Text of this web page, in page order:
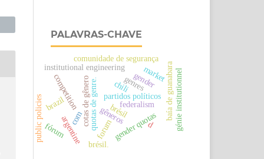
PALAVRAS-CHAVE
partidos políticos
chili baía de guanabara
quotas de genre. génie institutionnel
genres
gender quotas
institutional engineering
gender
cotas de gênero gêneros
com brésil
d
competition market
forum
argentine
comunidade de segurança
brazil
public policiesfórum
federalism
brésil.